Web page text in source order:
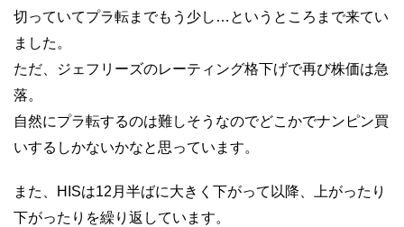
切っていてプラ転までもう少し…というところまで来てい
ました。
ただ、ジェフリーズのレーティング格下げで再び株価は急
落。
自然にプラ転するのは難しそうなのでどこかでナンピン買
いするしかないかなと思っています。
また、HISは12月半ばに大きく下がって以降、上がったり
下がったりを繰り返しています。